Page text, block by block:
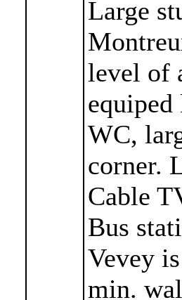
Large
level of
WC,
corner.
Cable
Bus
Vevey
min.